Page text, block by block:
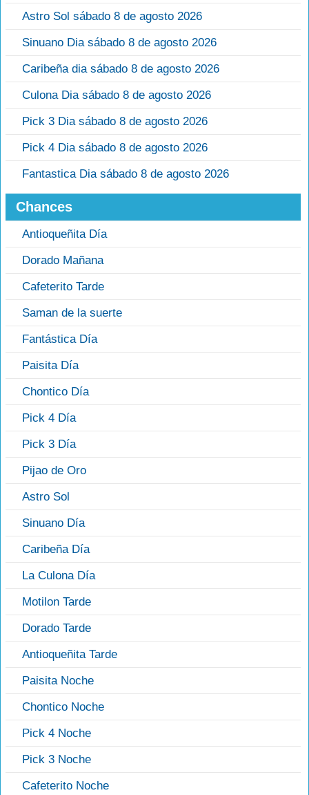
Astro Sol sábado 8 de agosto 2026
Sinuano Dia sábado 8 de agosto 2026
Caribeña dia sábado 8 de agosto 2026
Culona Dia sábado 8 de agosto 2026
Pick 3 Dia sábado 8 de agosto 2026
Pick 4 Dia sábado 8 de agosto 2026
Fantastica Dia sábado 8 de agosto 2026
Chances
Antioqueñita Día
Dorado Mañana
Cafeterito Tarde
Saman de la suerte
Fantástica Día
Paisita Día
Chontico Día
Pick 4 Día
Pick 3 Día
Pijao de Oro
Astro Sol
Sinuano Día
Caribeña Día
La Culona Día
Motilon Tarde
Dorado Tarde
Antioqueñita Tarde
Paisita Noche
Chontico Noche
Pick 4 Noche
Pick 3 Noche
Cafeterito Noche